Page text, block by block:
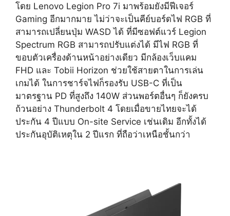
โดย Lenovo Legion Pro 7i มาพร้อมยังมีฟีเจอร์
Gaming อีกมากมาย ไม่ว่าจะเป็นคีย์บอร์ดไฟ RGB ที่
สามารถเปลี่ยนปุ่ม WASD ได้ ที่มีซอฟต์แวร์ Legion
Spectrum RGB สามารถปรับแต่งได้ มีไฟ RGB ที่
ขอบตัวเครื่องด้านหน้าอย่างเดียว มีกล้องเว็บแคม
FHD และ Tobii Horizon ช่วยใช้สายตาในการเล่น
เกมได้ ในการชาร์จไฟก็รองรับ USB-C ที่เป็น
มาตรฐาน PD ที่สูงถึง 140W ส่วนพอร์ตอื่นๆ ก็ยังครบ
ถ้วนอย่าง Thunderbolt 4 โดยเมื่อขายไทยจะได้
ประกัน 4 ปีแบบ On-site Service เช่นเดิม อีกทั้งได้
ประกันอุบัติเหตุใน 2 ปีแรก ที่ถือว่าเหนือชั้นกว่า